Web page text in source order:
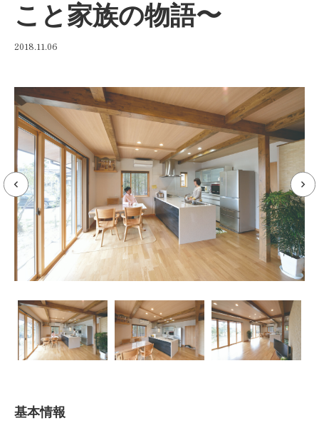
こと家族の物語〜
2018.11.06
基本情報